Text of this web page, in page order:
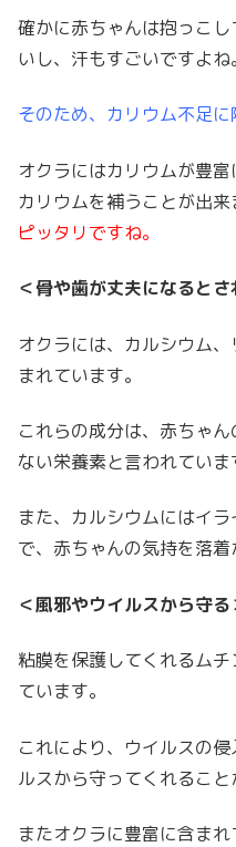
確かに赤ちゃんは抱っこ
いし、汗もすごいですよね。
そのため、カリウム不足に
オクラにはカリウムが豊
カリウムを補うことが出来
ピッタリですね。
＜骨や歯が丈夫になるとさ
オクラには、カルシウム
まれています。
これらの成分は、赤ちゃ
ない栄養素と言われていま
また、カルシウムにはイ
で、赤ちゃんの気持を落着
＜風邪やウイルスから守る
粘膜を保護してくれるム
ています。
これにより、ウイルスの
ルスから守ってくれること
またオクラに豊富に含ま